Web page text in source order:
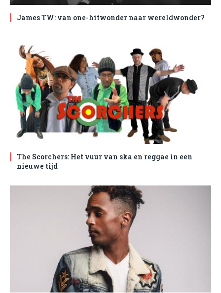
James TW: van one-hitwonder naar wereldwonder?
The Scorchers: Het vuur van ska en reggae in een
nieuwe tijd